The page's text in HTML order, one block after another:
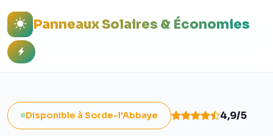
Panneaux Solaires & Économies
Disponible à Sorde-l'Abbaye 4,9/5